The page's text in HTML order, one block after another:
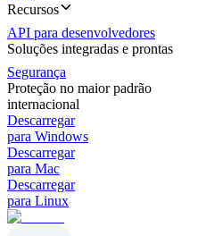
Recursos
API para desenvolvedores
Soluções integradas e prontas
Segurança
Proteção no maior padrão
internacional
Descarregar
para Windows
Descarregar
para Mac
Descarregar
para Linux